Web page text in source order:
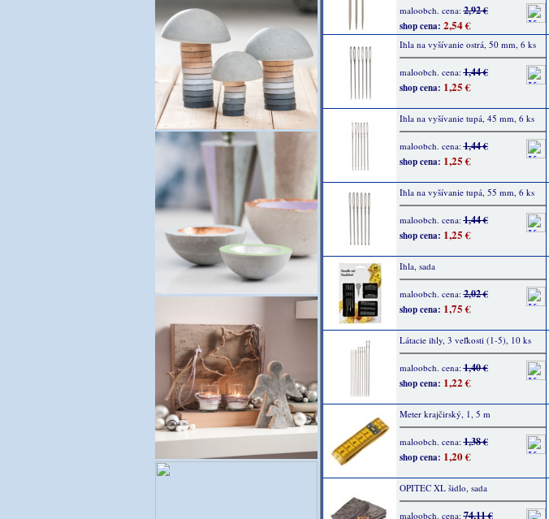
maloobch. cena:2,92 €
shop cena: 2,54 €
Ihla na vyšívanie ostrá, 50 mm, 6 ks
maloobch. cena:1,44 €
shop cena: 1,25 €
Ihla na vyšívanie tupá, 45 mm, 6 ks
maloobch. cena:1,44 €
shop cena: 1,25 €
Ihla na vyšívanie tupá, 55 mm, 6 ks
maloobch. cena:1,44 €
shop cena: 1,25 €
Ihla, sada
maloobch. cena:2,02 €
shop cena: 1,75 €
Látacie ihly, 3 veľkosti (1-5), 10 ks
maloobch. cena:1,40 €
shop cena: 1,22 €
Meter krajčirský, 1, 5 m
maloobch. cena:1,38 €
shop cena: 1,20 €
OPITEC XL šidlo, sada
maloobch. cena:74,11 €